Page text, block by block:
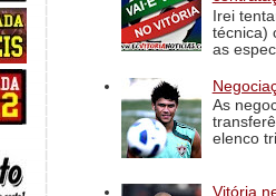
Irei
técnica)
as
As
elenco
Vitória